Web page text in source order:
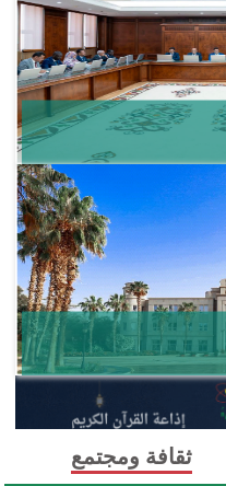
ثقافة ومجتمع